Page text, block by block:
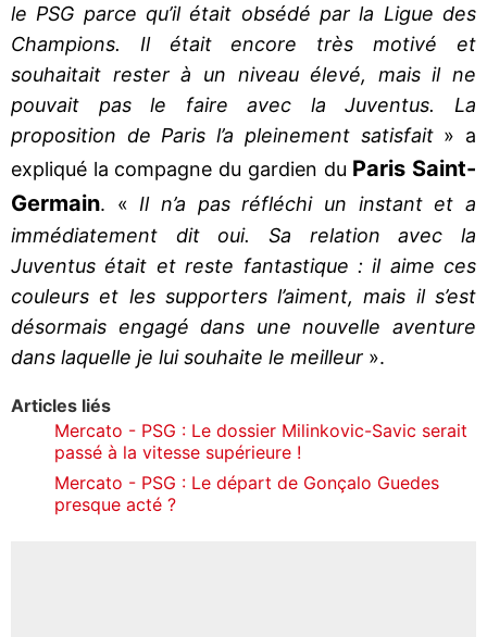
le PSG parce qu’il était obsédé par la Ligue des
Champions. Il était encore très motivé et
souhaitait rester à un niveau élevé, mais il ne
pouvait pas le faire avec la Juventus. La
proposition de Paris l’a pleinement satisfait» a
expliqué la compagne du gardien du Paris Saint-
Germain. « Il n’a pas réfléchi un instant et a
immédiatement dit oui. Sa relation avec la
Juventus était et reste fantastique : il aime ces
couleurs et les supporters l’aiment, mais il s’est
désormais engagé dans une nouvelle aventure
dans laquelle je lui souhaite le meilleur ».
Articles liés
Mercato - PSG : Le dossier Milinkovic-Savic serait
passé à la vitesse supérieure !
Mercato - PSG : Le départ de Gonçalo Guedes
presque acté ?